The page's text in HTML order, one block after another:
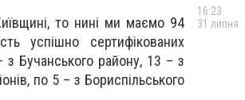
то нині ми маємо 94
успішно сертифікованих
з Бучанського району, 13 – з
по 5 – з Бориспільського
16:23
31 липня